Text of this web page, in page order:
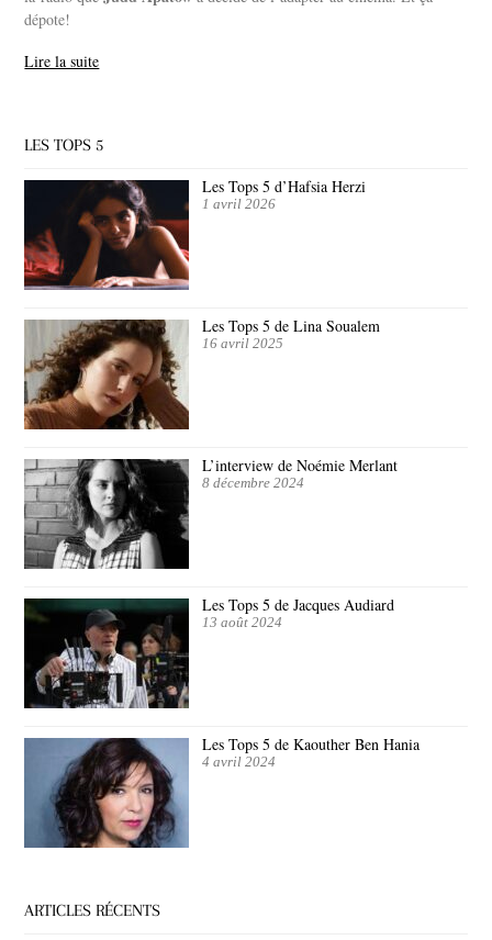
dépote!
Lire la suite
LES TOPS 5
Les Tops 5 d’Hafsia Herzi
1 avril 2026
Les Tops 5 de Lina Soualem
16 avril 2025
L’interview de Noémie Merlant
8 décembre 2024
Les Tops 5 de Jacques Audiard
13 août 2024
Les Tops 5 de Kaouther Ben Hania
4 avril 2024
ARTICLES RÉCENTS